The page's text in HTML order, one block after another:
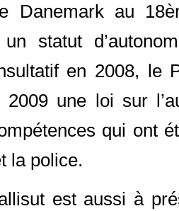
Danemark au
statut
en 2008, le
une loi sur
qui ont
la police.
est aussi à